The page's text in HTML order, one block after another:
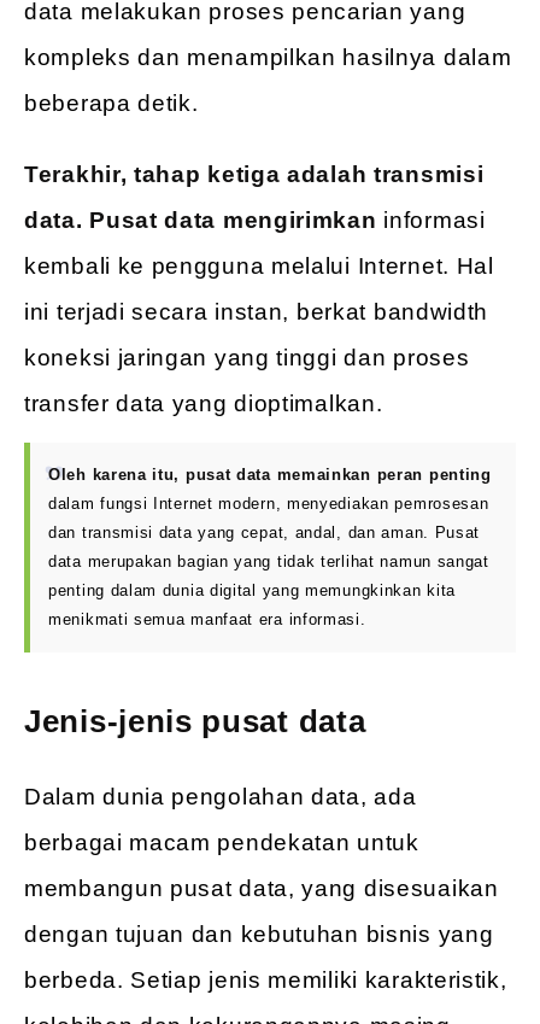
data melakukan proses pencarian yang
kompleks dan menampilkan hasilnya dalam
beberapa detik.
Terakhir, tahap ketiga adalah transmisi
data. Pusat data mengirimkan informasi
kembali ke pengguna melalui Internet. Hal
ini terjadi secara instan, berkat bandwidth
koneksi jaringan yang tinggi dan proses
transfer data yang dioptimalkan.
Oleh karena itu, pusat data memainkan peran penting
dalam fungsi Internet modern, menyediakan pemrosesan
dan transmisi data yang cepat, andal, dan aman. Pusat
data merupakan bagian yang tidak terlihat namun sangat
penting dalam dunia digital yang memungkinkan kita
menikmati semua manfaat era informasi.
Jenis-jenis pusat data
Dalam dunia pengolahan data, ada
berbagai macam pendekatan untuk
membangun pusat data, yang disesuaikan
dengan tujuan dan kebutuhan bisnis yang
berbeda. Setiap jenis memiliki karakteristik,